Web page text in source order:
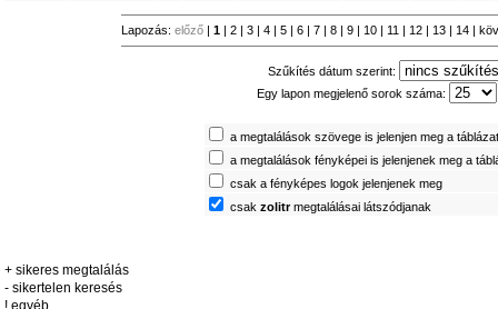
Lapozás:előző |1 | 2 | 3 | 4 | 5 | 6 | 7 | 8 | 9 | 10 | 11 | 12 | 13 | 14 |
Szűkítés dátum szerint:
Egy lapon megjelenő sorok száma:
a megtalálások szövege is jelenjen meg a
a megtalálások fényképei is jelenjenek meg a
csak a fényképes logok jelenjenek meg
csakzolitrmegtalálásai látszódjanak
+ sikeres megtalálás
- sikertelen keresés
! egyéb